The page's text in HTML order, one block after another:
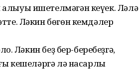
ишетелмәгән кеүек. Ләлә
Ләкин бөгөн кемдәлер
Ләкин беҙ бер-беребеҙгә,
кешеләргә лә насарлыҡ